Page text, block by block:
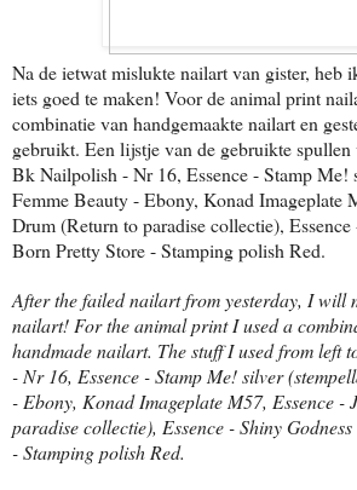
Na de ietwat mislukte nailart van gister, heb
iets goed te maken! Voor de animal print
combinatie van handgemaakte nailart en
gebruikt. Een lijstje van de gebruikte spullen
Bk Nailpolish - Nr 16, Essence - Stamp Me!
Femme Beauty - Ebony, Konad Imageplate
Drum (Return to paradise collectie),
Born Pretty Store - Stamping polish Red.
After the failed nailart from yesterday, I will
nailart! For the animal print I used a
handmade nailart. The stuff I used from left
- Nr 16, Essence - Stamp Me! silver
- Ebony, Konad Imageplate M57, Essence -
paradise collectie), Essence - Shiny
- Stamping polish Red.